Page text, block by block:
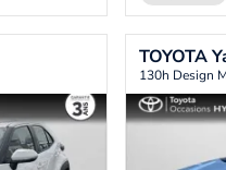
TOYOTA
130h Design